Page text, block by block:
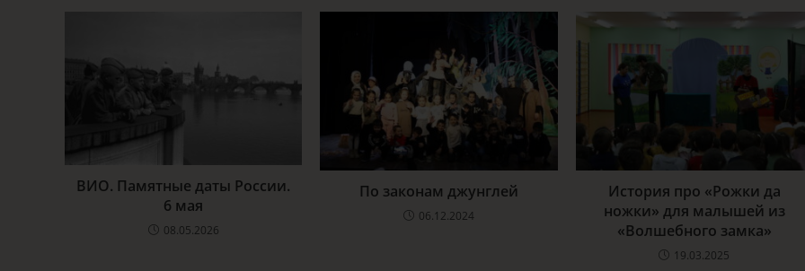
ВИО. Памятные даты России.
6 мая
08.05.2026
По законам джунглей
06.12.2024
История про «Рожки да
ножки» для малышей из
«Волшебного замка»
19.03.2025